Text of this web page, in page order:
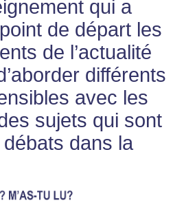
qui a
de départ les
de l’actualité
différents
avec les
sujets qui sont
dans la